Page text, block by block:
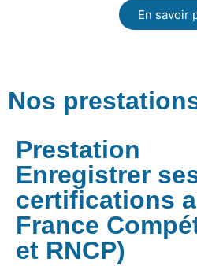
En savoir
Nos
Prestation
Enregistrer
certifications
France
et RNCP)